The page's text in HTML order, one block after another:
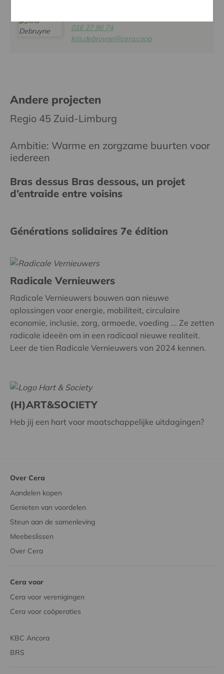
016 27 96 74
kris.debruyne@cera.coop
Andere projecten
Regio 45 Zuid-Limburg
Ambitie: Warme en zorgzame buurten voor
iedereen
Bras dessus Bras dessous, un projet
d’entraide entre voisins
Générations solidaires 7e édition
Radicale Vernieuwers
Radicale Vernieuwers bouwen aan nieuwe
oplossingen voor energie, mobiliteit, circulaire
economie, inclusie, zorg, armoede, voeding ... Ze zetten
radicale ideeën om in een radicaal nieuwe realiteit.
Leer de tien Radicale Vernieuwers van 2024 kennen.
(H)ART&SOCIETY
Heb jij een hart voor maatschappelijke uitdagingen?
Over Cera
Aandelen kopen
Genieten van voordelen
Steun aan de samenleving
Meebeslissen
Over Cera
Cera voor
Cera voor verenigingen
Cera voor coöperaties
KBC Ancora
BRS